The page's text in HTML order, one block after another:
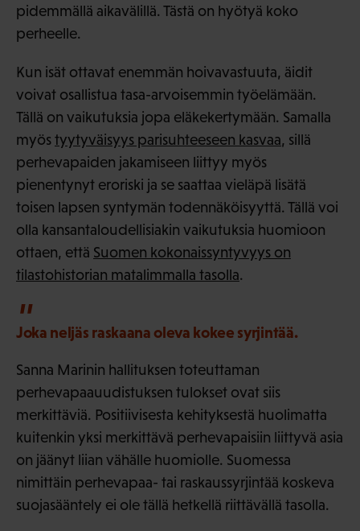
pidemmällä aikavälillä. Tästä on hyötyä koko
perheelle.
Kun isät ottavat enemmän hoivavastuuta, äidit
voivat osallistua tasa-arvoisemmin työelämään.
Tällä on vaikutuksia jopa eläkekertymään. Samalla
myöstyytyväisyys parisuhteeseen kasvaa, sillä
perhevapaiden jakamiseen liittyy myös
pienentynyt eroriski ja se saattaa vieläpä lisätä
toisen lapsen syntymän todennäköisyyttä. Tällä voi
olla kansantaloudellisiakin vaikutuksia huomioon
ottaen, että Suomen kokonaissyntyvyys on
tilastohistorian matalimmalla tasolla.
Joka neljäs raskaana oleva kokee syrjintää.
Sanna Marinin hallituksen toteuttaman
perhevapaauudistuksen tulokset ovat siis
merkittäviä. Positiivisesta kehityksestä huolimatta
kuitenkin yksi merkittävä perhevapaisiin liittyvä asia
on jäänyt liian vähälle huomiolle. Suomessa
nimittäin perhevapaa- tai raskaussyrjintää koskeva
suojasääntely ei ole tällä hetkellä riittävällä tasolla.